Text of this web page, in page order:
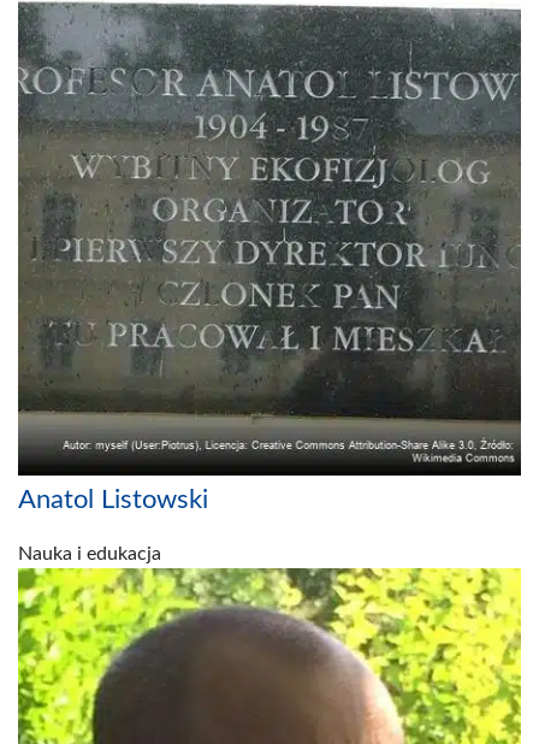
Anatol Listowski
Nauka i edukacja